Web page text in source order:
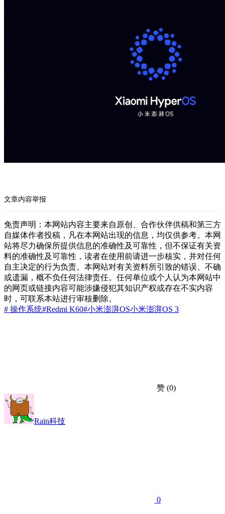
文章内容举报
免责声明：本网站内容主要来自原创、合作伙伴供稿和第三方
自媒体作者投稿，凡在本网站出现的信息，均仅供参考。本网
站将尽力确保所提供信息的准确性及可靠性，但不保证有关资
料的准确性及可靠性，读者在使用前请进一步核实，并对任何
自主决定的行为负责。本网站对有关资料所引致的错误、不确
或遗漏，概不负任何法律责任。任何单位或个人认为本网站中
的网页或链接内容可能涉嫌侵犯其知识产权或存在不实内容
时，可联系本站进行审核删除。
# 操作系统#Redmi K60#小米澎湃OS小米澎湃OS 3
赞 (0)
Rain科技
0